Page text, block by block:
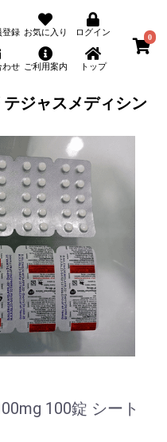
登録 お気に入り ログイン
わせ ご利用案内 トップ
0
ジャスメディシン
100錠 シート